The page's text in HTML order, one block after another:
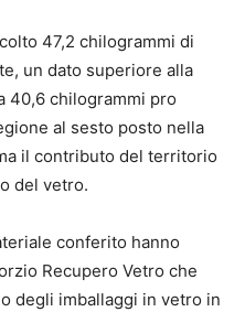
47,2 chilogrammi di
un dato superiore alla
40,6 chilogrammi pro
al sesto posto nella
il contributo del territorio
del vetro.
conferito hanno
Recupero Vetro che
degli imballaggi in vetro in